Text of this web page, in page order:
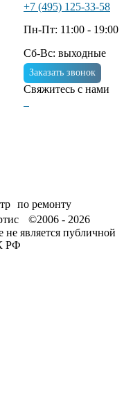
+7 (495) 125-33-58
Пн-Пт: 11:00 - 19:00
Сб-Вс: выходные
Заказать звонок
Свяжитесь с нами
по ремонту
©2006 - 2026
является публичной
РФ